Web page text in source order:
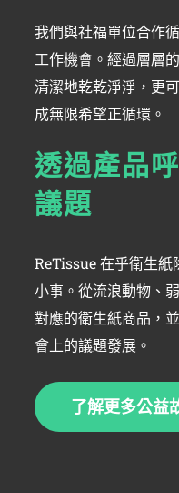
我們與社福單位合作
工作機會。經過層層
清潔地乾乾淨淨，更
成無限希望正循環。
透過產品
議題
ReTissue 在乎衛生紙
小事。從流浪動物、
對應的衛生紙商品，
會上的議題發展。
了解更多公益